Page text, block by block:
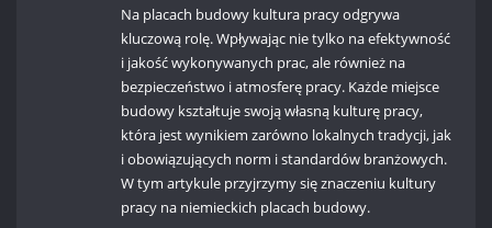
Na placach budowy kultura pracy odgrywa
kluczową rolę. Wpływając nie tylko na efektywność
i jakość wykonywanych prac, ale również na
bezpieczeństwo i atmosferę pracy. Każde miejsce
budowy kształtuje swoją własną kulturę pracy,
która jest wynikiem zarówno lokalnych tradycji, jak
i obowiązujących norm i standardów branżowych.
W tym artykule przyjrzymy się znaczeniu kultury
pracy na niemieckich placach budowy.